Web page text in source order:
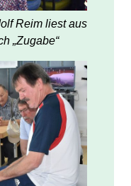
Reim liest aus
„Zugabe“